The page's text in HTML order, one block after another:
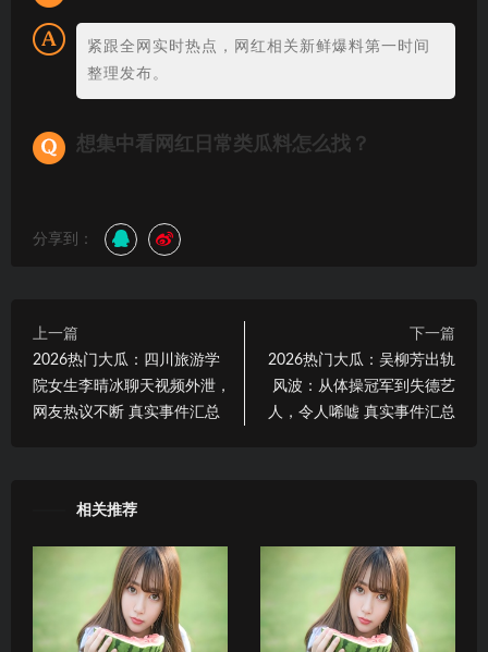
紧跟全网实时热点，网红相关新鲜爆料第一时间
整理发布。
想集中看网红日常类瓜料怎么找？
分享到：
上一篇
2026热门大瓜：四川旅游学
院女生李晴冰聊天视频外泄，
网友热议不断 真实事件汇总
下一篇
2026热门大瓜：吴柳芳出轨
风波：从体操冠军到失德艺
人，令人唏嘘 真实事件汇总
相关推荐